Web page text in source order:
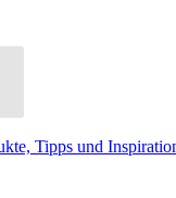
Tipps und